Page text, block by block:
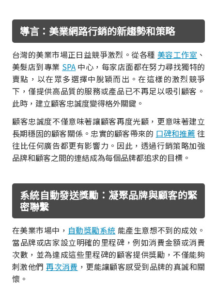
導言：美業網路行銷的新趨勢和策略
台灣的美業市場正日益競爭激烈。從各種 美容工作室 、
美髮店到專業 SPA 中心，每家店面都在努力尋找獨特的
賣點，以在眾多選擇中脫穎而出。在這樣的激烈競爭
下，僅提供高品質的服務或產品已不再足以吸引顧客。
此時，建立顧客忠誠度變得格外關鍵。
顧客忠誠度不僅意味著讓顧客再度光顧，更意味著建立
長期穩固的顧客關係。忠實的顧客帶來的 口碑和推薦 往
往比任何廣告都更有影響力。因此，透過行銷策略加強
品牌和顧客之間的連結成為每個品牌都追求的目標。
系統自動發送獎勵：凝聚品牌與顧客的緊
密聯繫
在美業市場中， 自動獎勵系統 能產生意想不到的成效。
當品牌或店家設立明確的里程碑，例如消費金額或消費
次數，並為達成這些里程碑的顧客提供獎勵，不僅能夠
刺激他們再次消費 ，更能讓顧客感受到品牌的真誠和關
懷。